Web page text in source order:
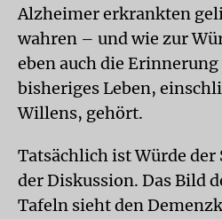
Alzheimer erkrankten
wahren – und wie zur
eben auch die Erinnerung
bisheriges Leben,
Willens, gehört.
Tatsächlich ist Würde
der Diskussion. Das Bild
Tafeln sieht den